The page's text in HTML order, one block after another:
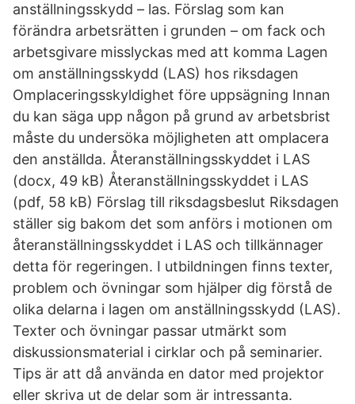
anställningsskydd – las. Förslag som kan
förändra arbetsrätten i grunden – om fack och
arbetsgivare misslyckas med att komma Lagen
om anställningsskydd (LAS) hos riksdagen
Omplaceringsskyldighet före uppsägning Innan
du kan säga upp någon på grund av arbetsbrist
måste du undersöka möjligheten att omplacera
den anställda. Återanställningsskyddet i LAS
(docx, 49 kB) Återanställningsskyddet i LAS
(pdf, 58 kB) Förslag till riksdagsbeslut Riksdagen
ställer sig bakom det som anförs i motionen om
återanställningsskyddet i LAS och tillkännager
detta för regeringen. I utbildningen finns texter,
problem och övningar som hjälper dig förstå de
olika delarna i lagen om anställningsskydd (LAS).
Texter och övningar passar utmärkt som
diskussionsmaterial i cirklar och på seminarier.
Tips är att då använda en dator med projektor
eller skriva ut de delar som är intressanta.